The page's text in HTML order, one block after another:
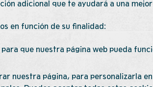
adicional que te ayudará a una
en función de su finalidad:
que nuestra página web pueda
nuestra página, para personalizarla